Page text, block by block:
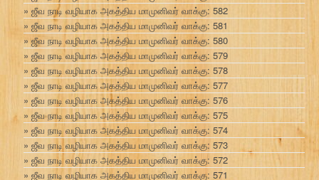
ஜீவ நாடி வழியாக அகத்திய மாமுனிவர் வாக்கு: 582
ஜீவ நாடி வழியாக அகத்திய மாமுனிவர் வாக்கு: 581
ஜீவ நாடி வழியாக அகத்திய மாமுனிவர் வாக்கு: 580
ஜீவ நாடி வழியாக அகத்திய மாமுனிவர் வாக்கு: 579
ஜீவ நாடி வழியாக அகத்திய மாமுனிவர் வாக்கு: 578
ஜீவ நாடி வழியாக அகத்திய மாமுனிவர் வாக்கு: 577
ஜீவ நாடி வழியாக அகத்திய மாமுனிவர் வாக்கு: 576
ஜீவ நாடி வழியாக அகத்திய மாமுனிவர் வாக்கு: 575
ஜீவ நாடி வழியாக அகத்திய மாமுனிவர் வாக்கு: 574
ஜீவ நாடி வழியாக அகத்திய மாமுனிவர் வாக்கு: 573
ஜீவ நாடி வழியாக அகத்திய மாமுனிவர் வாக்கு: 572
ஜீவ நாடி வழியாக அகத்திய மாமுனிவர் வாக்கு: 571